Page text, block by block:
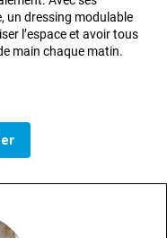
un dressing modulable
l’espace et avoir tous
main chaque matin.